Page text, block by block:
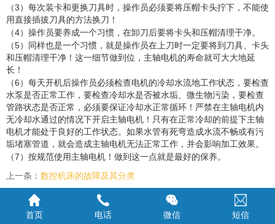
（3 ）每次装卡和更换刀具时，操作员必须要将压帽卡头拧下，不能使
用直接插拔刀具的方法换刀！
（4）操作员要养成一个习惯，在卸刀后要将卡头和压帽清理干净。
（5）同样也是一个习惯，就是操作员在上刀时一定要将到刀具、卡头
和压帽清理干净！这一细节做到位，主轴电机的寿命就可大大地延
长！
（6 ）每天开机后操作员必须检查电机的冷却水流地工作状态，要检查
水泵是否正常工作，要检查冷却水是否被水垢、微生物污染，要检查
管路状态是否正常，必须要保证冷却水正常循环！严禁在主轴电机内
无冷却水通过的情况下开启主轴电机！只有在正常冷却的前提下主轴
电机才能处于良好的工作状态。如果水管有死弯造成水流不畅或有污
垢堵塞管道，就会造成主轴电机无法正常工作，并会影响加工效果。
（7 ）按规范使用主轴电机！做到这一点就是最好的保养。
上一条： 数控机床的故障及其分类
下一条：
cnc加工中心操作注意事项
首页 电话 微信 短信